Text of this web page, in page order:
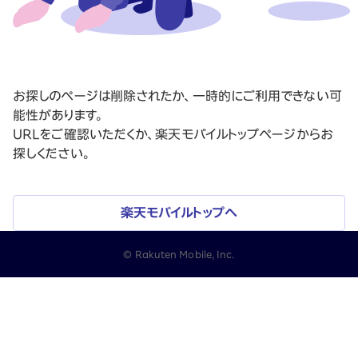
お探しのページは削除されたか、一時的にご利用できない可
能性があります。
URLをご確認いただくか、楽天モバイルトップページからお
探しください。
楽天モバイルトップへ
© Rakuten Mobile, Inc.